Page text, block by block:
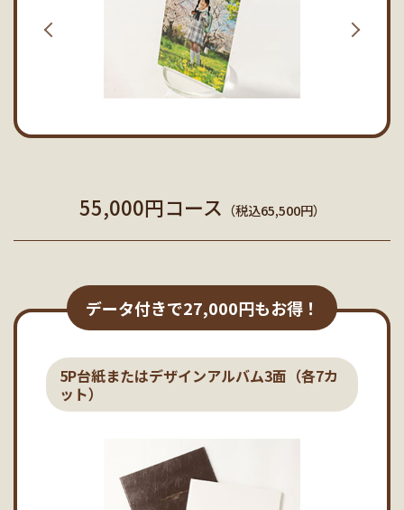
55,000円コース （税込65,500円）
データ付きで27,000円もお得！
5P台紙またはデザインアルバム3面（各7カ
ット）